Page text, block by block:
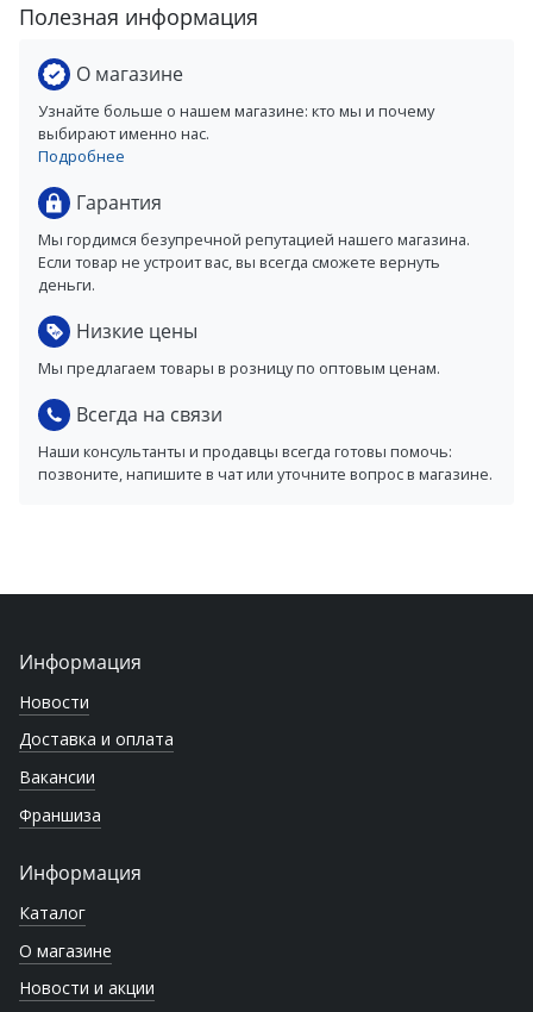
Полезная информация
О магазине
Узнайте больше о нашем магазине: кто мы и почему
выбирают именно нас.
Подробнее
Гарантия
Мы гордимся безупречной репутацией нашего магазина.
Если товар не устроит вас, вы всегда сможете вернуть
деньги.
Низкие цены
Мы предлагаем товары в розницу по оптовым ценам.
Всегда на связи
Наши консультанты и продавцы всегда готовы помочь:
позвоните, напишите в чат или уточните вопрос в магазине.
Информация
Новости
Доставка и оплата
Вакансии
Франшиза
Информация
Каталог
О магазине
Новости и акции